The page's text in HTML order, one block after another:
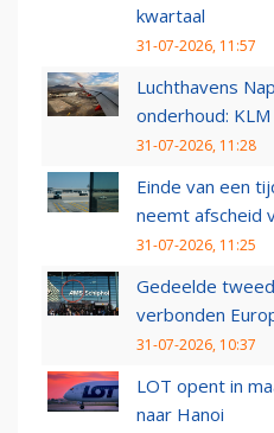
kwartaal
31-07-2026, 11:57
Luchthavens
onderhoud:
31-07-2026, 11:28
Einde van een
neemt afscheid
31-07-2026, 11:25
Gedeelde
verbonden
31-07-2026, 10:37
LOT opent in
naar Hanoi